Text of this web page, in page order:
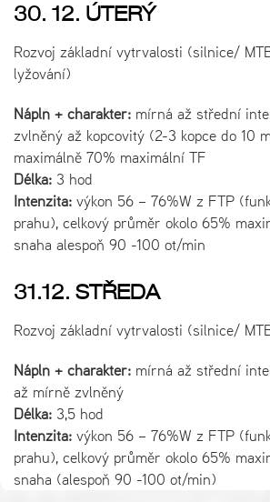
30. 12. ÚTERÝ
Rozvoj základní vytrvalosti (silnice/
lyžování)
Náplň + charakter: mírná až střední
zvlněný až kopcovitý (2-3 kopce do 10
maximálně 70% maximální TF
Délka: 3 hod
Intenzita: výkon 56 – 76%W z FTP
prahu), celkový průměr okolo 65%
snaha alespoň 90 -100 ot/min
31.12. STŘEDA
Rozvoj základní vytrvalosti (silnice/
Náplň + charakter: mírná až střední
až mírně zvlněný
Délka: 3,5 hod
Intenzita: výkon 56 – 76%W z FTP
prahu), celkový průměr okolo 65%
snaha (alespoň 90 -100 ot/min)